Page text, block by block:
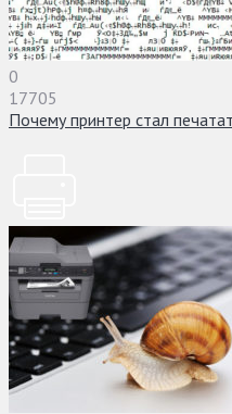
0
17705
Почему принтер стал